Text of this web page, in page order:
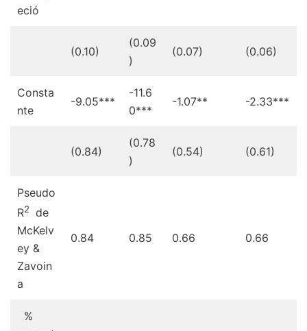
eció
(0.10)
(0.09
)
(0.07) (0.06)
Consta
nte
-9.05***
-11.6
0***
-1.07** -2.33***
(0.84)
(0.78
)
(0.54) (0.61)
Pseudo
R2
de
McKelv
ey &
Zavoin
a
0.84 0.85 0.66 0.66
%